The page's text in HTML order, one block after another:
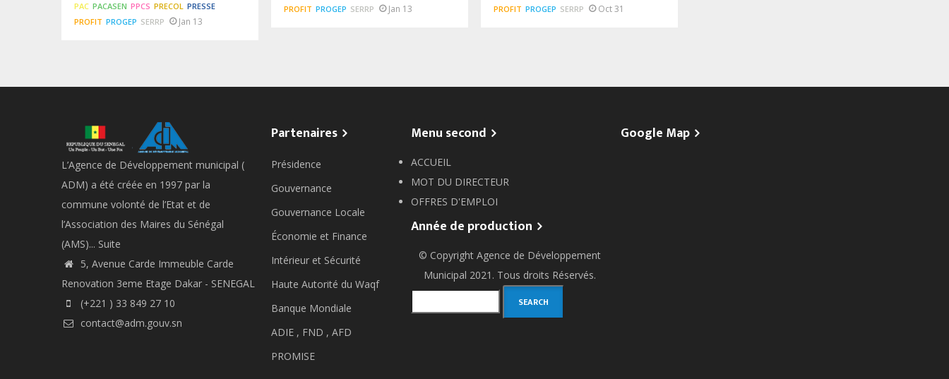
PAC PACASEN PPCS PRECOL PRESSE
PROFIT PROGEP SERRP Jan 13
PROFIT PROGEP SERRP Jan 13
PROFIT PROGEP SERRP Oct 31
L’Agence de Développement municipal (
ADM) a été créée en 1997 par la
commune volonté de l’Etat et de
l’Association des Maires du Sénégal
(AMS)... Suite
5, Avenue Carde Immeuble Carde
Renovation 3eme Etage Dakar - SENEGAL
(+221 ) 33 849 27 10
contact@adm.gouv.sn
Partenaires
Présidence
Gouvernance
Gouvernance Locale
Économie et Finance
Intérieur et Sécurité
Haute Autorité du Waqf
Banque Mondiale
ADIE , FND , AFD
PROMISE
Menu second
ACCUEIL
MOT DU DIRECTEUR
OFFRES D'EMPLOI
Année de production
© Copyright Agence de Développement
Municipal 2021. Tous droits Réservés.
Google Map